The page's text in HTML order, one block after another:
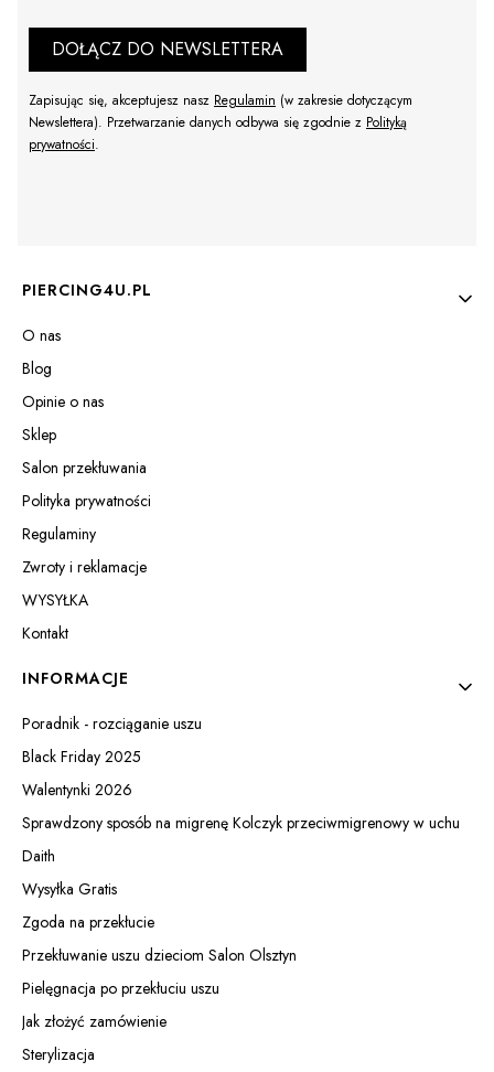
DOŁĄCZ DO NEWSLETTERA
Zapisując się, akceptujesz nasz Regulamin (w zakresie dotyczącym
Newslettera). Przetwarzanie danych odbywa się zgodnie z Polityką
prywatności.
Linki w stopce
PIERCING4U.PL
O nas
Blog
Opinie o nas
Sklep
Salon przekłuwania
Polityka prywatności
Regulaminy
Zwroty i reklamacje
WYSYŁKA
Kontakt
INFORMACJE
Poradnik - rozciąganie uszu
Black Friday 2025
Walentynki 2026
Sprawdzony sposób na migrenę Kolczyk przeciwmigrenowy w uchu
Daith
Wysyłka Gratis
Zgoda na przekłucie
Przekłuwanie uszu dzieciom Salon Olsztyn
Pielęgnacja po przekłuciu uszu
Jak złożyć zamówienie
Sterylizacja